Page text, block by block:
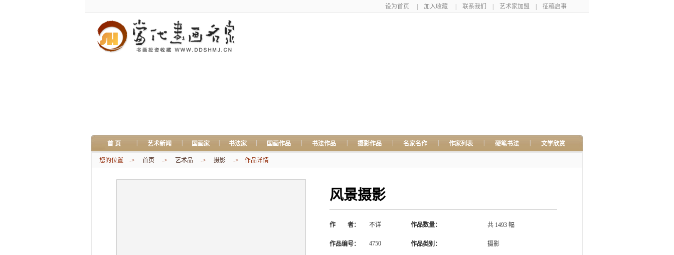
设为首页 加入收藏 联系我们 艺术家加盟 征稿启事
首 页 艺术新闻 国画家 书法家 国画作品 书法作品 摄影作品 名家名作 作家列表 硬笔书法 文学欣赏
您的位置 -> 首页 -> 艺术品 -> 摄影 -> 作品详情
风景摄影
作 者： 不详 作品数量： 共 1493 幅
作品编号： 4750 作品类别： 摄影